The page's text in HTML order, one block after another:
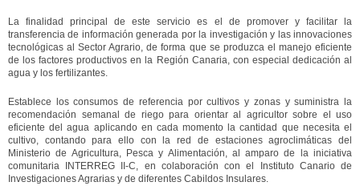
La finalidad principal de este servicio es el de promover y facilitar la
transferencia de información generada por la investigación y las innovaciones
tecnológicas al Sector Agrario, de forma que se produzca el manejo eficiente
de los factores productivos en la Región Canaria, con especial dedicación al
agua y los fertilizantes.
Establece los consumos de referencia por cultivos y zonas y suministra la
recomendación semanal de riego para orientar al agricultor sobre el uso
eficiente del agua aplicando en cada momento la cantidad que necesita el
cultivo, contando para ello con la red de estaciones agroclimáticas del
Ministerio de Agricultura, Pesca y Alimentación, al amparo de la iniciativa
comunitaria INTERREG II-C, en colaboración con el Instituto Canario de
Investigaciones Agrarias y de diferentes Cabildos Insulares.